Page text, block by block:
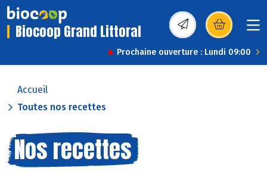
Biocoop Grand Littoral (s’ouvre dans une
Prochaine ouverture : Lundi 09:00
Accueil
Toutes nos recettes
Nos recettes